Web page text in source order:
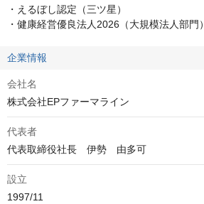
・えるぼし認定（三ツ星）
・健康経営優良法人2026（大規模法人部門）
企業情報
会社名
株式会社EPファーマライン
代表者
代表取締役社長　伊勢　由多可
設立
1997/11